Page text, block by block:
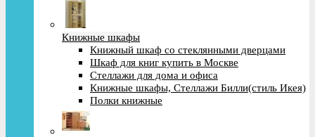
Книжные шкафы
Книжный шкаф со стеклянными дверцами
Шкаф для книг купить в Москве
Стеллажи для дома и офиса
Книжные шкафы, Стеллажи Билли(стиль Икея)
Полки книжные